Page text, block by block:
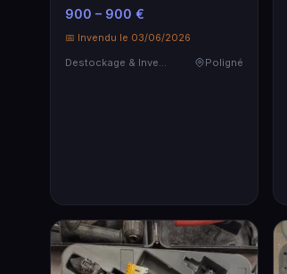
900 – 900 €
📅 Invendu le 03/06/2026
Poligné